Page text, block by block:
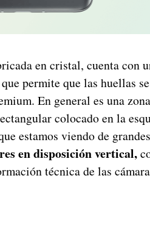
en cristal, cuenta con
permite que las huellas
En general es una
colocado en la
estamos viendo de
en disposición vertical,
técnica de las